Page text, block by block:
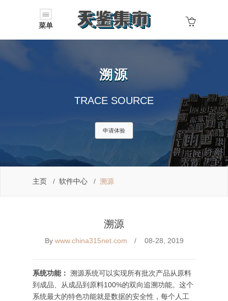
菜单
溯源
TRACE SOURCE
申请体验
主页 软件中心 溯源
溯源
By www.china315net.com 08-28, 2019
系统功能： 溯源系统可以实现所有批次产品从原料
到成品、从成品到原料100%的双向追溯功能。这个
系统最大的特色功能就是数据的安全性，每个人工